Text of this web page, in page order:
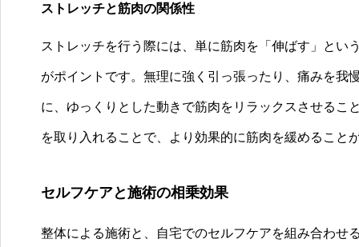
ストレッチと筋肉の関係性
ストレッチを行う際には、単に筋肉を「伸ばす」と
がポイントです。無理に強く引っ張ったり、痛みを我
に、ゆっくりとした動きで筋肉をリラックスさせるこ
を取り入れることで、より効果的に筋肉を緩めること
セルフケアと施術の相乗効果
整体による施術と、自宅でのセルフケアを組み合わせ